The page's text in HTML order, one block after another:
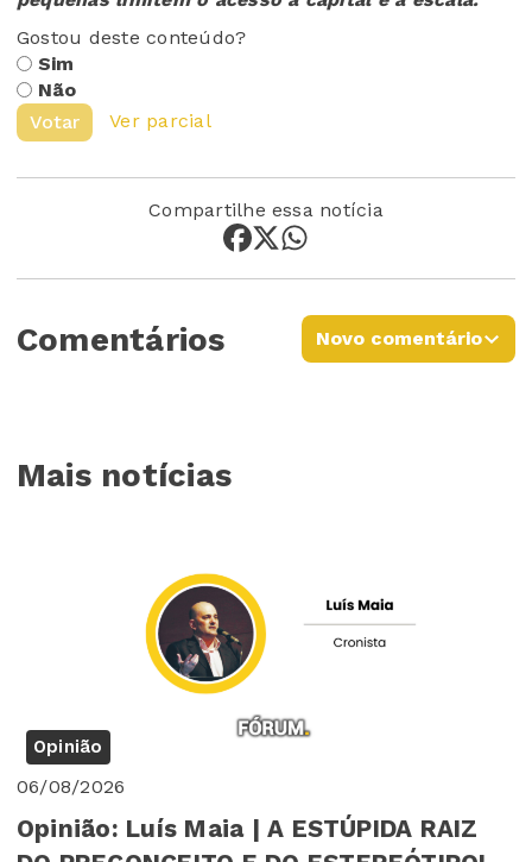
Gostou deste conteúdo?
Sim
Não
Votar
Ver parcial
Compartilhe essa notícia
Comentários Novo comentário
Mais notícias
Opinião
06/08/2026
Opinião: Luís Maia | A ESTÚPIDA RAIZ